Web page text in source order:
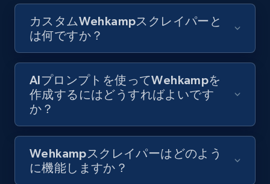
keyword and then apply relevant video
filters
Video length, Likes, Views, and more.
8.1K+ 無料トライアル
Youtube - Videos posts - Collect YouTube
posts by hashtags
カスタムWehkampスクレイパーと
は何ですか？
AIプロンプトを使ってWehkampを
作成するにはどうすればよいです
か？
Wehkampスクレイパーはどのよう
に機能しますか？